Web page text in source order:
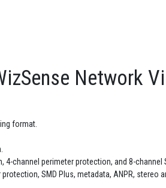
Network
format.
channel perimeter protection, and 8-channel
SMD Plus, metadata, ANPR, stereo